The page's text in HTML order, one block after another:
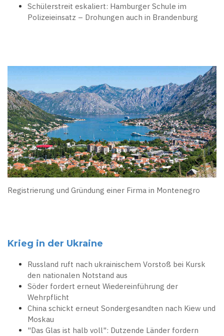
Schülerstreit eskaliert: Hamburger Schule im
Polizeieinsatz – Drohungen auch in Brandenburg
Registrierung und Gründung einer Firma in Montenegro
Krieg in der Ukraine
Russland ruft nach ukrainischem Vorstoß bei Kursk
den nationalen Notstand aus
Söder fordert erneut Wiedereinführung der
Wehrpflicht
China schickt erneut Sondergesandten nach Kiew und
Moskau
"Das Glas ist halb voll": Dutzende Länder fordern